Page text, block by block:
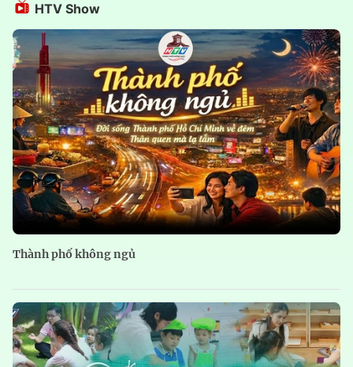
HTV Show
Thành phố không ngủ